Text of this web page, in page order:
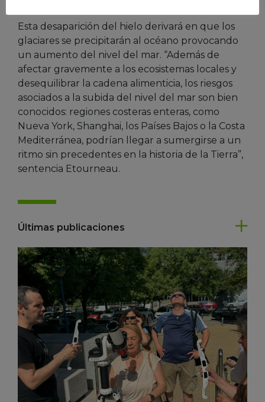
Esta desaparición del hielo derivará en que los
glaciares se precipitarán al océano provocando
un aumento del nivel del mar. “Además de
afectar gravemente a los ecosistemas locales y
desequilibrar la cadena alimenticia, los riesgos
asociados a la subida del nivel del mar son bien
conocidos: regiones costeras enteras, como
Nueva York, Shanghai, los Países Bajos o la Costa
Mediterránea, podrían llegar a sumergirse a un
ritmo sin precedentes en la historia de la Tierra”,
sentencia Etourneau.
Últimas publicaciones